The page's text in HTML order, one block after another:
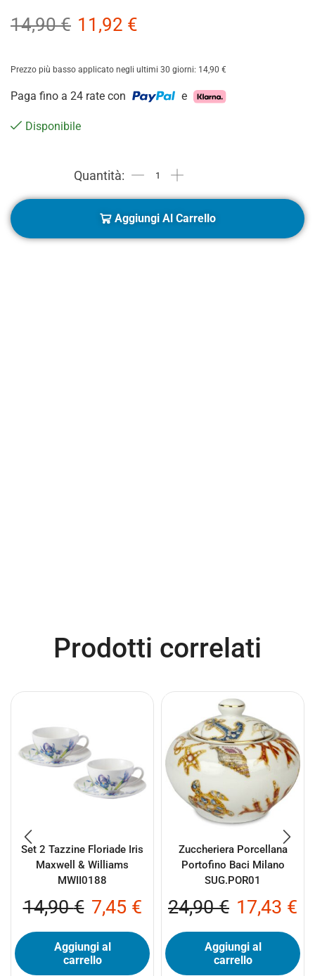
14,90€ 11,92 €
Prezzo più basso applicato negli ultimi 30 giorni: 14,90 €
Paga fino a 24 rate con e
Disponibile
Aggiungi Al Carrello
Prodotti correlati
Set 2 Tazzine Floriade Iris
Maxwell & Williams
MWII0188
14,90€ 7,45 €
Aggiungi al
carrello
Zuccheriera Porcellana
Portofino Baci Milano
SUG.POR01
24,90€ 17,43 €
Aggiungi al
carrello